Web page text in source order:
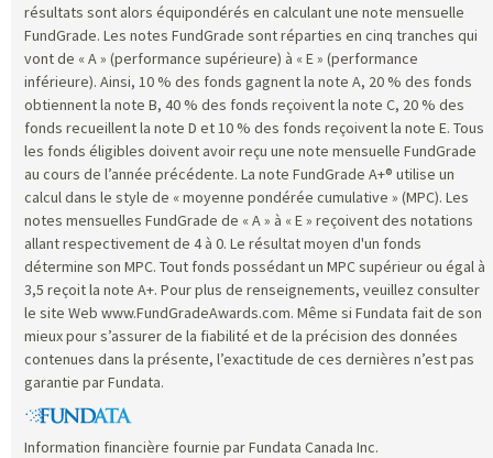
résultats sont alors équipondérés en calculant une note mensuelle
FundGrade. Les notes FundGrade sont réparties en cinq tranches qui
vont de « A » (performance supérieure) à « E » (performance
inférieure). Ainsi, 10 % des fonds gagnent la note A, 20 % des fonds
obtiennent la note B, 40 % des fonds reçoivent la note C, 20 % des
fonds recueillent la note D et 10 % des fonds reçoivent la note E. Tous
les fonds éligibles doivent avoir reçu une note mensuelle FundGrade
au cours de l’année précédente. La note FundGrade A+® utilise un
calcul dans le style de « moyenne pondérée cumulative » (MPC). Les
notes mensuelles FundGrade de « A » à « E » reçoivent des notations
allant respectivement de 4 à 0. Le résultat moyen d'un fonds
détermine son MPC. Tout fonds possédant un MPC supérieur ou égal à
3,5 reçoit la note A+. Pour plus de renseignements, veuillez consulter
le site Web www.FundGradeAwards.com. Même si Fundata fait de son
mieux pour s’assurer de la fiabilité et de la précision des données
contenues dans la présente, l’exactitude de ces dernières n’est pas
garantie par Fundata.
Information financière fournie par Fundata Canada Inc.